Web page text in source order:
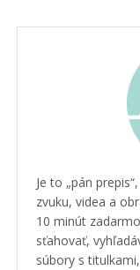
Je to „pán
zvuku, videa a
10 minút
sťahovať,
súbory s